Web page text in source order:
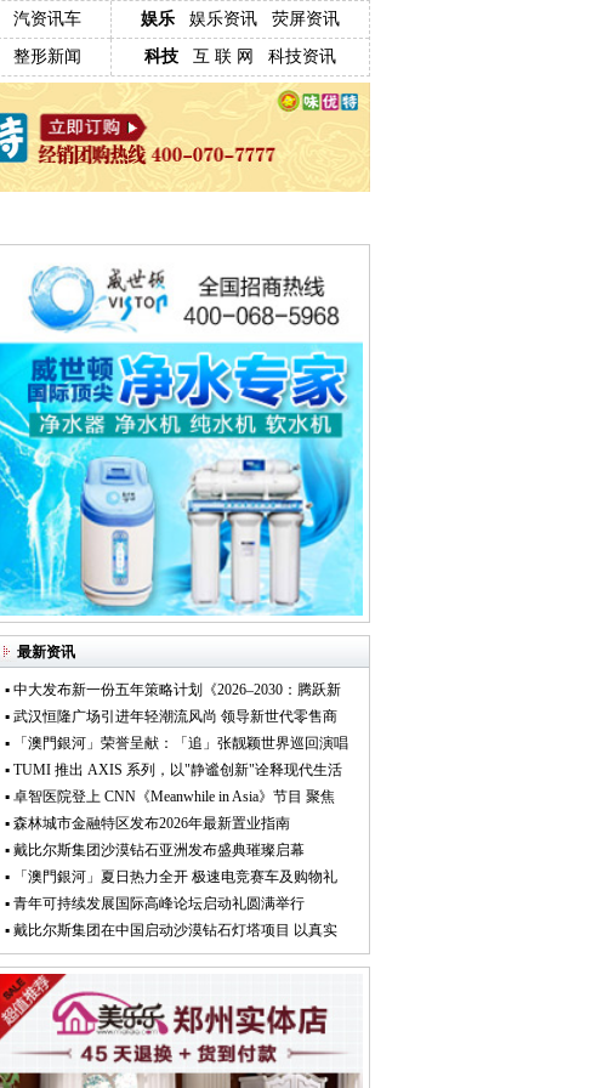
汽资讯车 娱乐 娱乐资讯 荧屏资讯
整形新闻 科技 互 联 网 科技资讯
最新资讯
▪ 中大发布新一份五年策略计划《2026‒2030：腾跃新
▪ 武汉恒隆广场引进年轻潮流风尚 领导新世代零售商
▪ 「澳門銀河」荣誉呈献：「追」张靓颖世界巡回演唱
▪ TUMI 推出 AXIS 系列，以"静谧创新"诠释现代生活
▪ 卓智医院登上 CNN《Meanwhile in Asia》节目 聚焦
▪ 森林城市金融特区发布2026年最新置业指南
▪ 戴比尔斯集团沙漠钻石亚洲发布盛典璀璨启幕
▪ 「澳門銀河」夏日热力全开 极速电竞赛车及购物礼
▪ 青年可持续发展国际高峰论坛启动礼圆满举行
▪ 戴比尔斯集团在中国启动沙漠钻石灯塔项目 以真实